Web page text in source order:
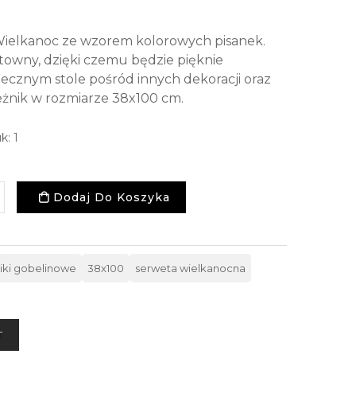
ze wzorem kolorowych pisanek.
dzięki czemu będzie pięknie
stole pośród innych dekoracji oraz
w rozmiarze 38x100 cm.
1
Dodaj Do Koszyka
gobelinowe 38x100 serweta wielkanocna